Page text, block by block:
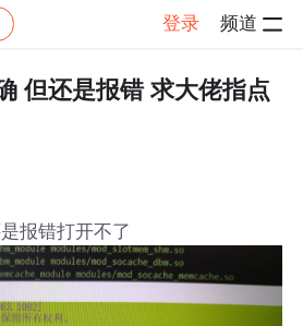
登录 频道
帖子详情
但还是报错 求大佬指点
报错打开不了